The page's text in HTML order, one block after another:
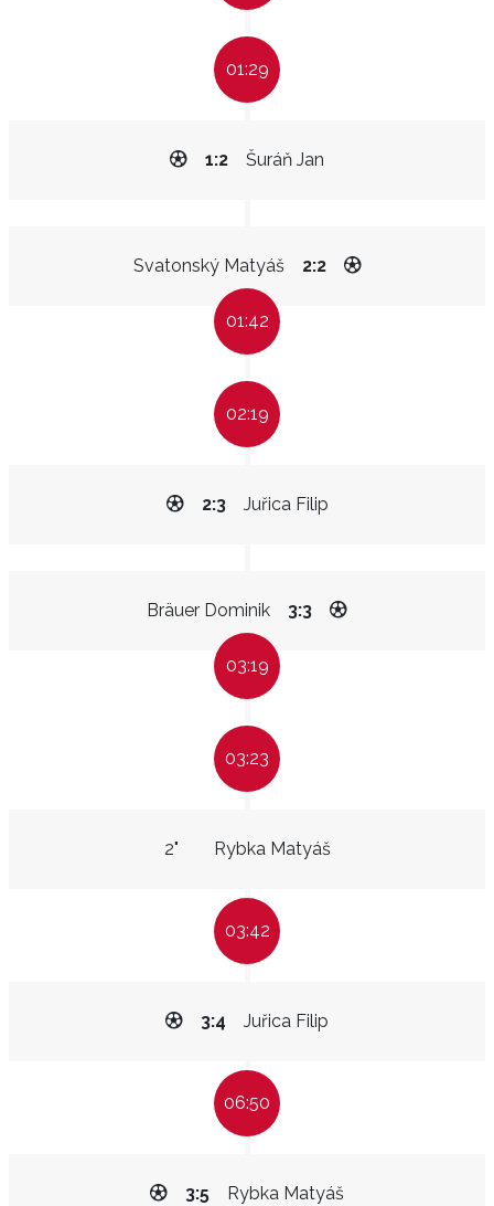
01:29
Šuráň Jan
1:2
Svatonský Matyáš 2:2
01:42
02:19
Juřica Filip
2:3
Bräuer Dominik 3:3
03:19
03:23
Rybka Matyáš
2"
03:42
Juřica Filip
3:4
06:50
Rybka Matyáš
3:5